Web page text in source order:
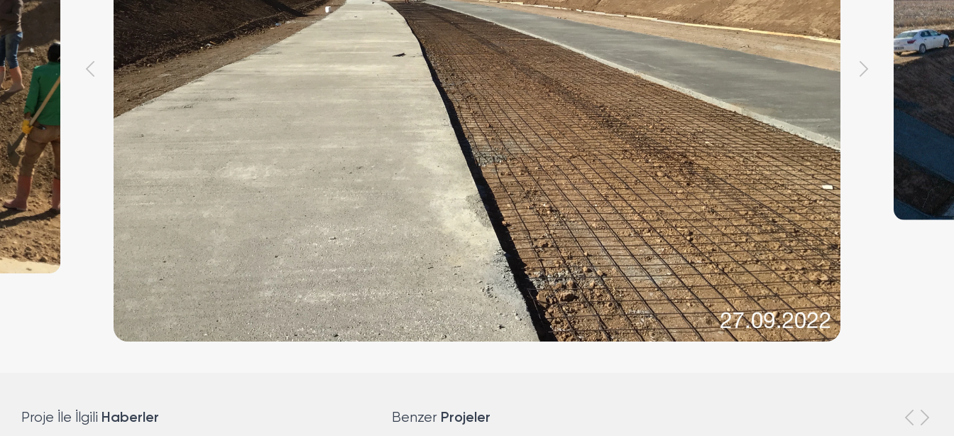
Proje İle İlgili Haberler Benzer Projeler